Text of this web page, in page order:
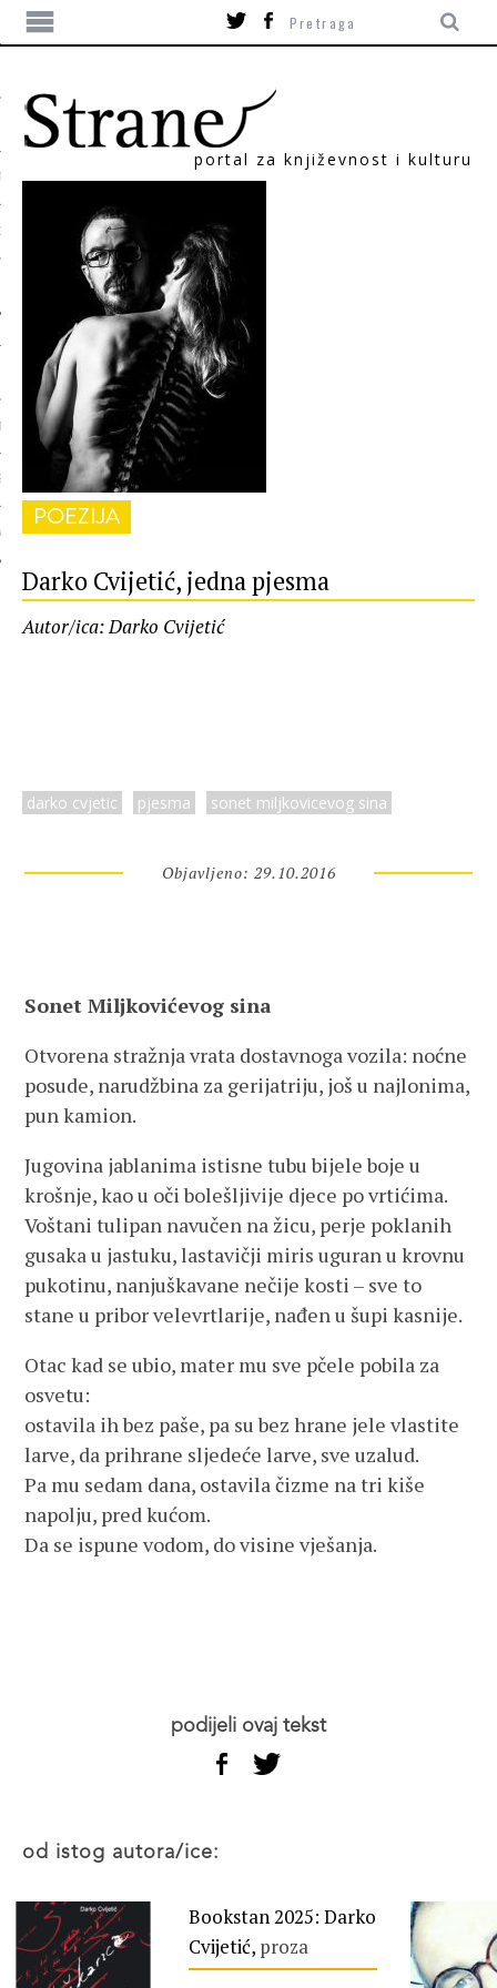
portal za književnost i kulturu
POEZIJA
Darko Cvijetić, jedna pjesma
Autor/ica: Darko Cvijetić
darko cvjetic pjesma sonet miljkovicevog sina
Objavljeno: 29.10.2016
Sonet Miljkovićevog sina
Otvorena stražnja vrata dostavnoga vozila: noćne
posude, narudžbina za gerijatriju, još u najlonima,
pun kamion.
Jugovina jablanima istisne tubu bijele boje u
krošnje, kao u oči bolešljivije djece po vrtićima.
Voštani tulipan navučen na žicu, perje poklanih
gusaka u jastuku, lastavičji miris uguran u krovnu
pukotinu, nanjuškavane nečije kosti – sve to
stane u pribor velevrtlarije, nađen u šupi kasnije.
Otac kad se ubio, mater mu sve pčele pobila za
osvetu:
ostavila ih bez paše, pa su bez hrane jele vlastite
larve, da prihrane sljedeće larve, sve uzalud.
Pa mu sedam dana, ostavila čizme na tri kiše
napolju, pred kućom.
Da se ispune vodom, do visine vješanja.
podijeli ovaj tekst
od istog autora/ice:
Bookstan 2025: Darko
Cvijetić, proza